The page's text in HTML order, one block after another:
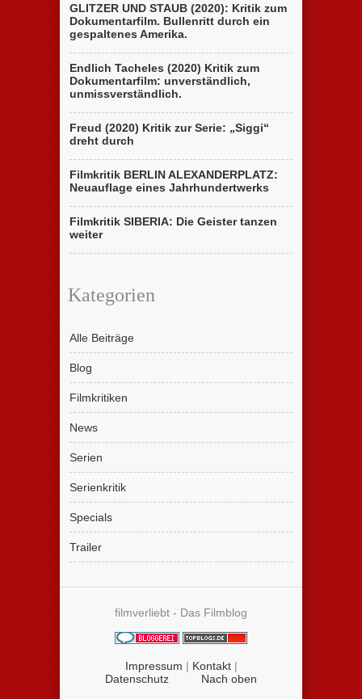
GLITZER UND STAUB (2020): Kritik zum
Dokumentarfilm. Bullenritt durch ein
gespaltenes Amerika.
Endlich Tacheles (2020) Kritik zum
Dokumentarfilm: unverständlich,
unmissverständlich.
Freud (2020) Kritik zur Serie: „Siggi“
dreht durch
Filmkritik BERLIN ALEXANDERPLATZ:
Neuauflage eines Jahrhundertwerks
Filmkritik SIBERIA: Die Geister tanzen
weiter
Kategorien
Alle Beiträge
Blog
Filmkritiken
News
Serien
Serienkritik
Specials
Trailer
filmverliebt - Das Filmblog
Impressum | Kontakt|
Datenschutz
Nach oben